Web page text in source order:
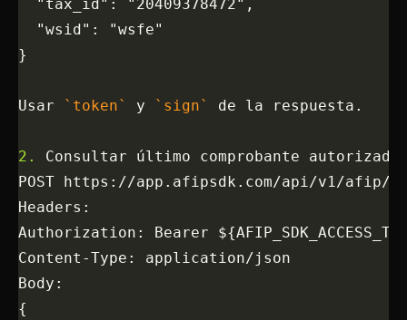
  "tax_id": "20409378472",
  "wsid": "wsfe"
}
Usar `token` y `sign` de la respuesta.
2.
Consultar último comprobante
POST https://app.afipsdk.com/api/v1/afip/
Headers:
Authorization: Bearer
Content-Type: application/json
Body:
{